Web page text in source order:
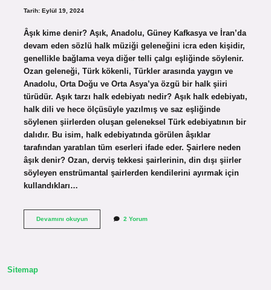
Tarih: Eylül 19, 2024
Âşık kime denir? Aşık, Anadolu, Güney Kafkasya ve İran’da
devam eden sözlü halk müziği geleneğini icra eden kişidir,
genellikle bağlama veya diğer telli çalgı eşliğinde söylenir.
Ozan geleneği, Türk kökenli, Türkler arasında yaygın ve
Anadolu, Orta Doğu ve Orta Asya’ya özgü bir halk şiiri
türüdür. Aşık tarzı halk edebiyatı nedir? Aşık halk edebiyatı,
halk dili ve hece ölçüsüyle yazılmış ve saz eşliğinde
söylenen şiirlerden oluşan geleneksel Türk edebiyatının bir
dalıdır. Bu isim, halk edebiyatında görülen âşıklar
tarafından yaratılan tüm eserleri ifade eder. Şairlere neden
âşık denir? Ozan, derviş tekkesi şairlerinin, din dışı şiirler
söyleyen enstrümantal şairlerden kendilerini ayırmak için
kullandıkları…
Devamını okuyunÂşık
2 Yorum
Sitemap